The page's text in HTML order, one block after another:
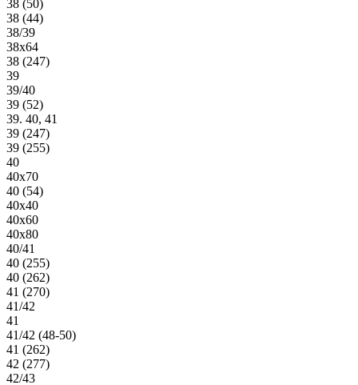
38 (50)
38 (44)
38/39
38х64
38 (247)
39
39/40
39 (52)
39. 40, 41
39 (247)
39 (255)
40
40х70
40 (54)
40х40
40х60
40х80
40/41
40 (255)
40 (262)
41 (270)
41/42
41
41/42 (48-50)
41 (262)
42 (277)
42/43